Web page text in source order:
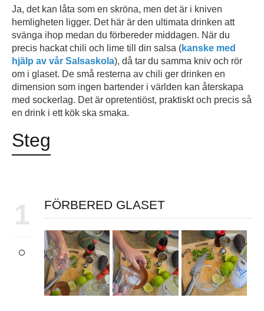
Ja, det kan låta som en skröna, men det är i kniven
hemligheten ligger. Det här är den ultimata drinken att
svänga ihop medan du förbereder middagen. När du
precis hackat chili och lime till din salsa (kanske med
hjälp av vår Salsaskola), då tar du samma kniv och rör
om i glaset. De små resterna av chili ger drinken en
dimension som ingen bartender i världen kan återskapa
med sockerlag. Det är opretentiöst, praktiskt och precis så
en drink i ett kök ska smaka.
Steg
1 FÖRBERED GLASET